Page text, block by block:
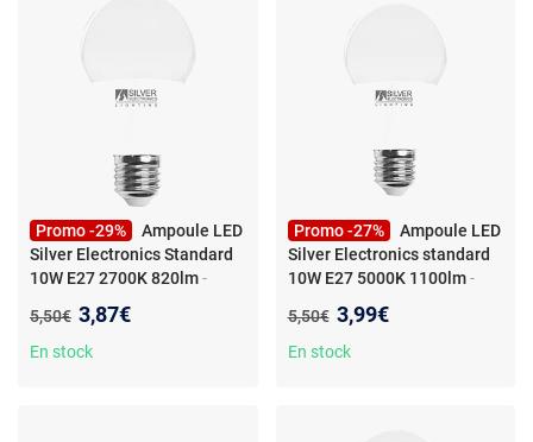
Promo -29%
Ampoule LED
Silver Electronics Standard
10W E27 2700K 820lm-
Electronics Standard 10W
E27 820lm 2700K
Ancien prix :
5,50€ Nouveau prix :
3,87€
En stock
Promo -27%
Ampoule LED
Silver Electronics standard
10W E27 5000K 1100lm -
Electronics standard 10W
E27 1100lm 5000K
Ancien prix :
5,50€ Nouveau prix :
3,99€
En stock